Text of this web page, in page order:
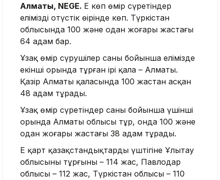
Алматы, NEGE. Ең көп өмір сүретіндер
еліміздің оңтүстік өңірінде көп. Түркістан
облысында 100 және одан жоғары жастағы
64 адам бар.
Ұзақ өмір сүрушілер саны бойынша елімізде
екінші орында тұрған ірі қала – Алматы.
Қазір Алматы қаласында 100 жастан асқан
48 адам тұрады.
Ұзақ өмір сүретіндер саны бойынша үшінші
орында Алматы облысы тұр, онда 100 және
одан жоғары жастағы 38 адам тұрады.
Ең қарт қазақстандықтардың үштігіне Ұлытау
облысының тұрғыны – 114 жас, Павлодар
облысы – 112 жас, Түркістан облысы – 110